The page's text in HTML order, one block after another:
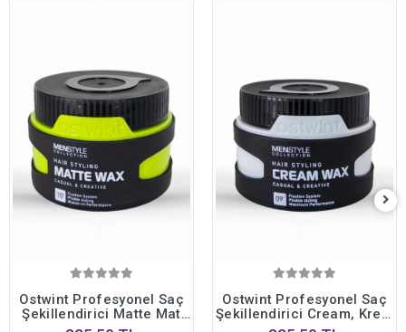
Ostwint Profesyonel Saç
Şekillendirici Matte Mat
Ostwint Profesyonel Saç
Şekillendirici Cream, Krem